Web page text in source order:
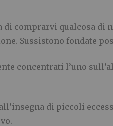
di comprarvi qualcosa di
Sussistono fondate
concentrati l’uno
di piccoli